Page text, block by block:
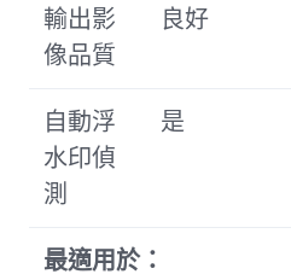
輸出影
像品質
良好
自動浮
水印偵
測
是
最適用於：